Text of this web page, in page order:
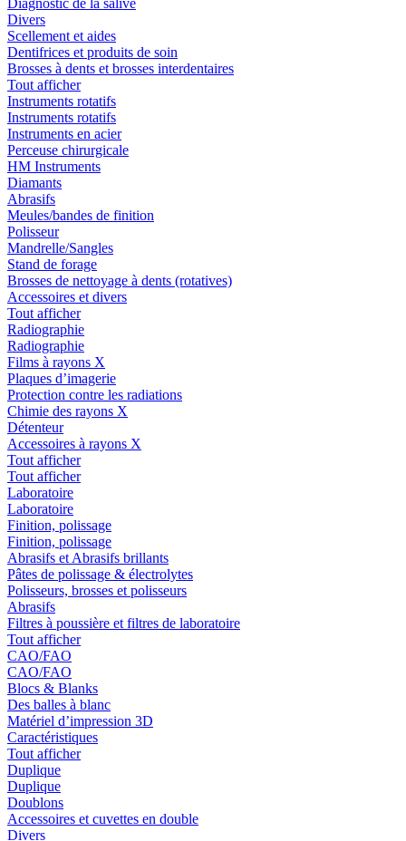
Diagnostic de la salive
Divers
Scellement et aides
Dentifrices et produits de soin
Brosses à dents et brosses interdentaires
Tout afficher
Instruments rotatifs
Instruments rotatifs
Instruments en acier
Perceuse chirurgicale
HM Instruments
Diamants
Abrasifs
Meules/bandes de finition
Polisseur
Mandrelle/Sangles
Stand de forage
Brosses de nettoyage à dents (rotatives)
Accessoires et divers
Tout afficher
Radiographie
Radiographie
Films à rayons X
Plaques d’imagerie
Protection contre les radiations
Chimie des rayons X
Détenteur
Accessoires à rayons X
Tout afficher
Tout afficher
Laboratoire
Laboratoire
Finition, polissage
Finition, polissage
Abrasifs et Abrasifs brillants
Pâtes de polissage & électrolytes
Polisseurs, brosses et polisseurs
Abrasifs
Filtres à poussière et filtres de laboratoire
Tout afficher
CAO/FAO
CAO/FAO
Blocs & Blanks
Des balles à blanc
Matériel d’impression 3D
Caractéristiques
Tout afficher
Duplique
Duplique
Doublons
Accessoires et cuvettes en double
Divers